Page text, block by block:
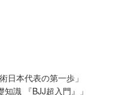
本代表の第一歩」
識 『BJJ超入門』」